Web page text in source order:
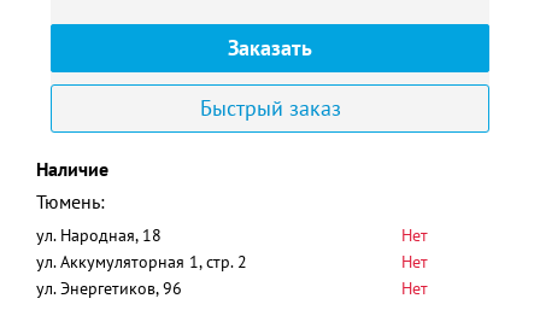
Заказать
Быстрый заказ
Наличие
Тюмень:
ул. Народная, 18
Нет
ул. Аккумуляторная 1, стр. 2
Нет
ул. Энергетиков, 96
Нет